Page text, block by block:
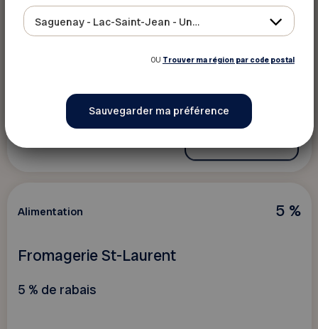
Dépanneur du parc / Service de traiteur
5 %
Alimentation
Fromagerie St-Laurent
5 % de rabais
Saguenay - Lac-Saint-Jean - Ungava
OU Trouver ma région par code postal